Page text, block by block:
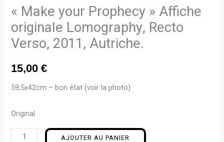
« Make your Prophecy » Affiche
originale Lomography, Recto
Verso, 2011, Autriche.
15,00€
59,5x42cm – bon état (voir la photo)
Original
AJOUTER AU PANIER